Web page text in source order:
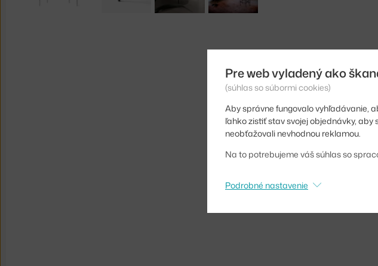
Pre web vyladený ako
(súhlas so súbormi cookies)
Aby správne fungovalo vyhľadávanie,
ľahko zistiť stav svojej objednávky,
neobťažovali nevhodnou reklamou.
Na to potrebujeme váš súhlas so
Podrobné nastavenie